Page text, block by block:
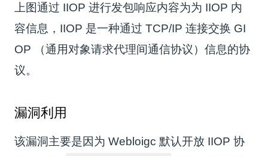
上图通过 IIOP 进行发包响应内容为为 IIOP 内
容信息，IIOP 是一种通过 TCP/IP 连接交换 GI
OP （通用对象请求代理间通信协议）信息的协
议。
漏洞利用
该漏洞主要是因为 Webloigc 默认开放 IIOP 协